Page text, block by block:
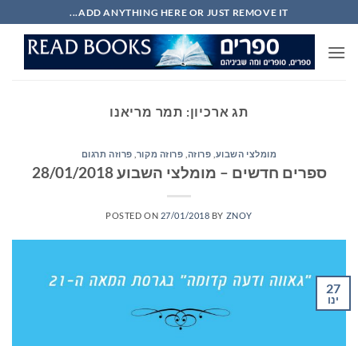
to
content
ADD ANYTHING HERE OR JUST REMOVE IT...
תג ארכיון: תמר מריאנו
מומלצי השבוע פרוזה פרוזה מקור פרוזה תרגום
ספרים חדשים – מומלצי השבוע 28/01/2018
POSTED ON 27/01/2018 BY ZNOY
27
ינו